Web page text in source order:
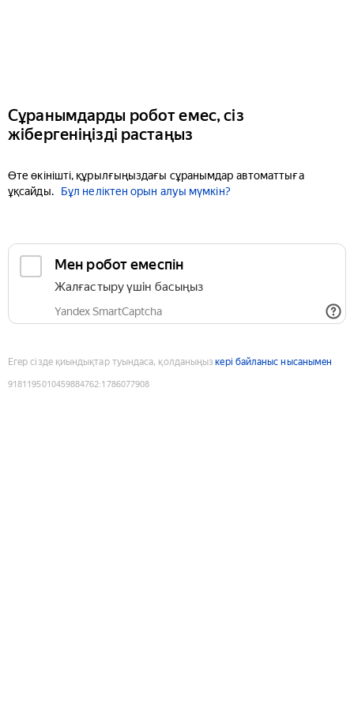
Сұранымдарды робот емес, сіз
жібергеніңізді растаңыз
Өте өкінішті, құрылғыңыздағы сұранымдар автоматтыға
ұқсайды.
Бұл неліктен орын алуы мүмкін?
Мен робот емеспін
Жалғастыру үшін басыңыз
Yandex SmartCaptcha
Егер сізде қиындықтар туындаса, қолданыңыз кері байланыс нысанымен
9181195010459884762:1786077908